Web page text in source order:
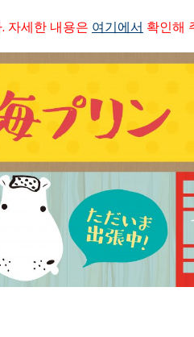
자세한 내용은 여기에서 확인해